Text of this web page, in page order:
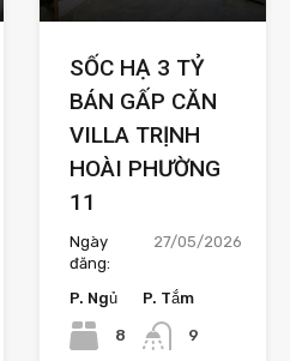
SỐC HẠ 3 TỶ
BÁN GẤP CĂN
VILLA TRỊNH
HOÀI PHƯỜNG
11
Ngày
đăng:
27/05/2026
P. Ngủ
8
P. Tắm
9